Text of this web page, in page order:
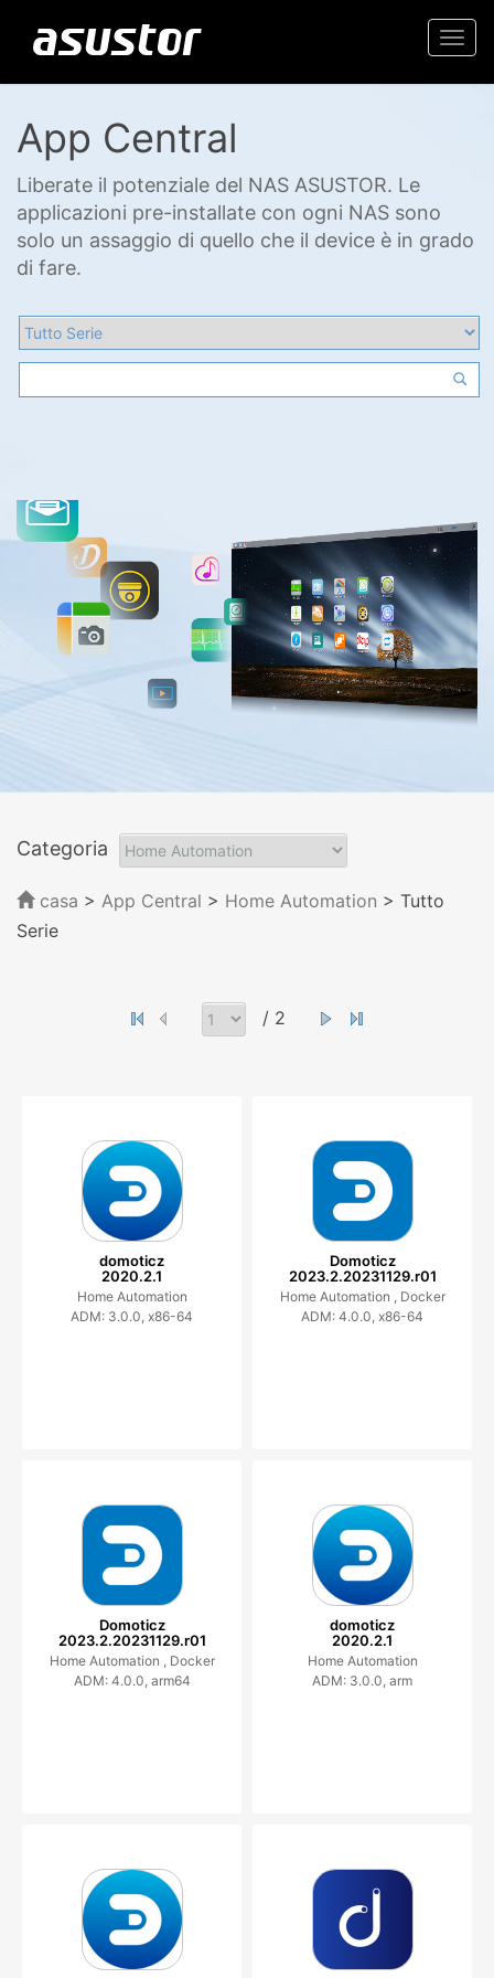
App Central
Liberate il potenziale del NAS ASUSTOR. Le
applicazioni pre-installate con ogni NAS sono
solo un assaggio di quello che il device è in grado
di fare.
Categoria
casa > App Central > Home Automation > Tutto
Serie
/ 2
domoticz
2020.2.1
Home Automation
ADM: 3.0.0, x86-64
Domoticz
2023.2.20231129.r01
Home Automation , Docker
ADM: 4.0.0, x86-64
Domoticz
2023.2.20231129.r01
Home Automation , Docker
ADM: 4.0.0, arm64
domoticz
2020.2.1
Home Automation
ADM: 3.0.0, arm